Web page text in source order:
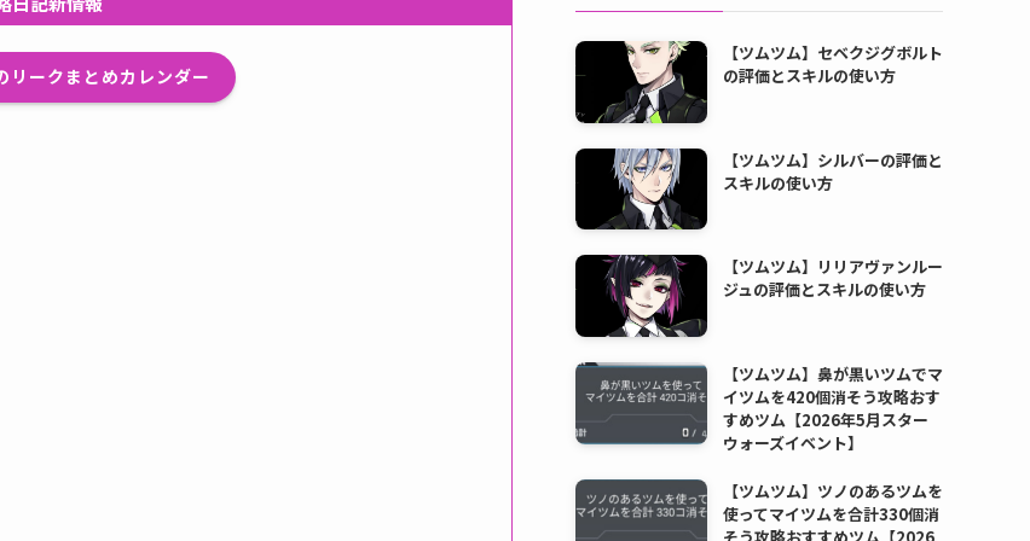
ークまとめカレンダー
【ツムツム】セベクジグボルト
の評価とスキルの使い方
【ツムツム】シルバーの評価と
スキルの使い方
【ツムツム】リリアヴァンルー
ジュの評価とスキルの使い方
【ツムツム】鼻が黒いツムでマ
イツムを420個消そう攻略おす
すめツム【2026年5月スター
ウォーズイベント】
【ツムツム】ツノのあるツムを
使ってマイツムを合計330個消